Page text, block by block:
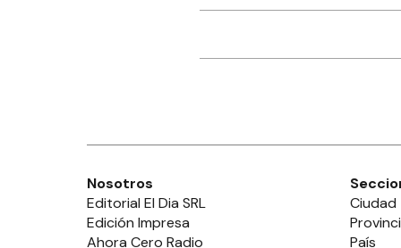
Nosotros
Editorial El Dia SRL
Edición Impresa
Ahora Cero Radio
Ciudad
País